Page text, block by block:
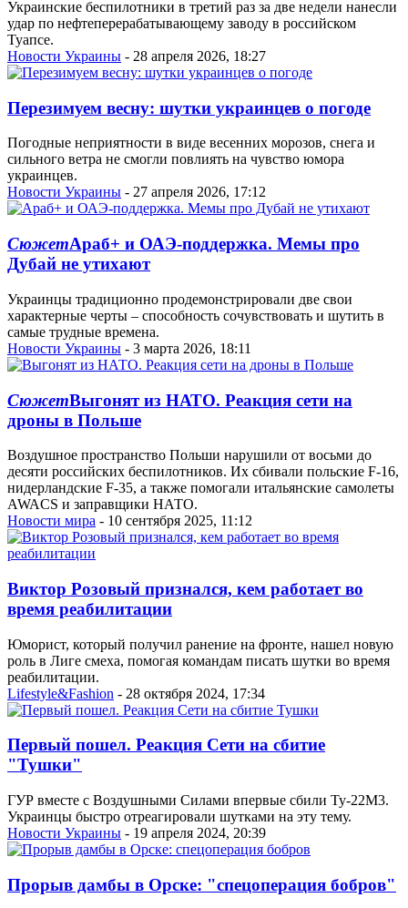
Украинские беспилотники в третий раз за две недели нанесли
удар по нефтеперерабатывающему заводу в российском
Туапсе.
Новости Украины - 28 апреля 2026, 18:27
Перезимуем весну: шутки украинцев о погоде
Погодные неприятности в виде весенних морозов, снега и
сильного ветра не смогли повлиять на чувство юмора
украинцев.
Новости Украины - 27 апреля 2026, 17:12
СюжетАраб+ и ОАЭ-поддержка. Мемы про
Дубай не утихают
Украинцы традиционно продемонстрировали две свои
характерные черты – способность сочувствовать и шутить в
самые трудные времена.
Новости Украины - 3 марта 2026, 18:11
СюжетВыгонят из НАТО. Реакция сети на
дроны в Польше
Воздушное пространство Польши нарушили от восьми до
десяти российских беспилотников. Их сбивали польские F-16,
нидерландские F-35, а также помогали итальянские самолеты
AWACS и заправщики НАТО.
Новости мира - 10 сентября 2025, 11:12
Виктор Розовый признался, кем работает во
время реабилитации
Юморист, который получил ранение на фронте, нашел новую
роль в Лиге смеха, помогая командам писать шутки во время
реабилитации.
Lifestyle&Fashion - 28 октября 2024, 17:34
Первый пошел. Реакция Сети на сбитие
"Тушки"
ГУР вместе с Воздушными Силами впервые сбили Ту-22М3.
Украинцы быстро отреагировали шутками на эту тему.
Новости Украины - 19 апреля 2024, 20:39
Прорыв дамбы в Орске: "спецоперация бобров"